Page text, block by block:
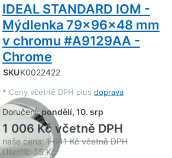
IDEAL STANDARD IOM -
Mýdlenka 79x96x48 mm
v chromu #A9129AA -
Chrome
SKUK0022422
* Ceny včetně DPH plus doprava
Doručení: pondělí, 10. srp
1 006 Kč včetně DPH
naše cena:1 041 Kč včetně DPH
Ušetříš: 35 Kč